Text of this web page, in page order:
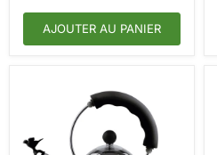
23.6
oz
AJOUTER AU PANIER